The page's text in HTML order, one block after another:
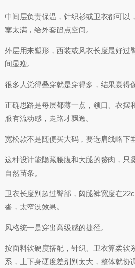
中间层负责保温，针织衫或卫衣都可以
塞太满，给外套留点空间。
外层用来塑形，西装或风衣长度最好过
间显瘦。
很多人觉得叠穿就是穿得多，结果裹得
正确思路是每层都薄一点，领口、衣摆
服有流动感，走路才飘逸。
宽松款不是随便买大码，要选肩线略下
这种设计能隐藏腰腹和大腿的赘肉，只
自然苗条。
卫衣长度别超过臀部，阔腿裤宽度在
沓，太窄没效果。
风格统一是穿出高级感的捷径。
按面料软硬度搭配，针织、卫衣算柔软
系，上下身硬度差别别太大，整体就协调